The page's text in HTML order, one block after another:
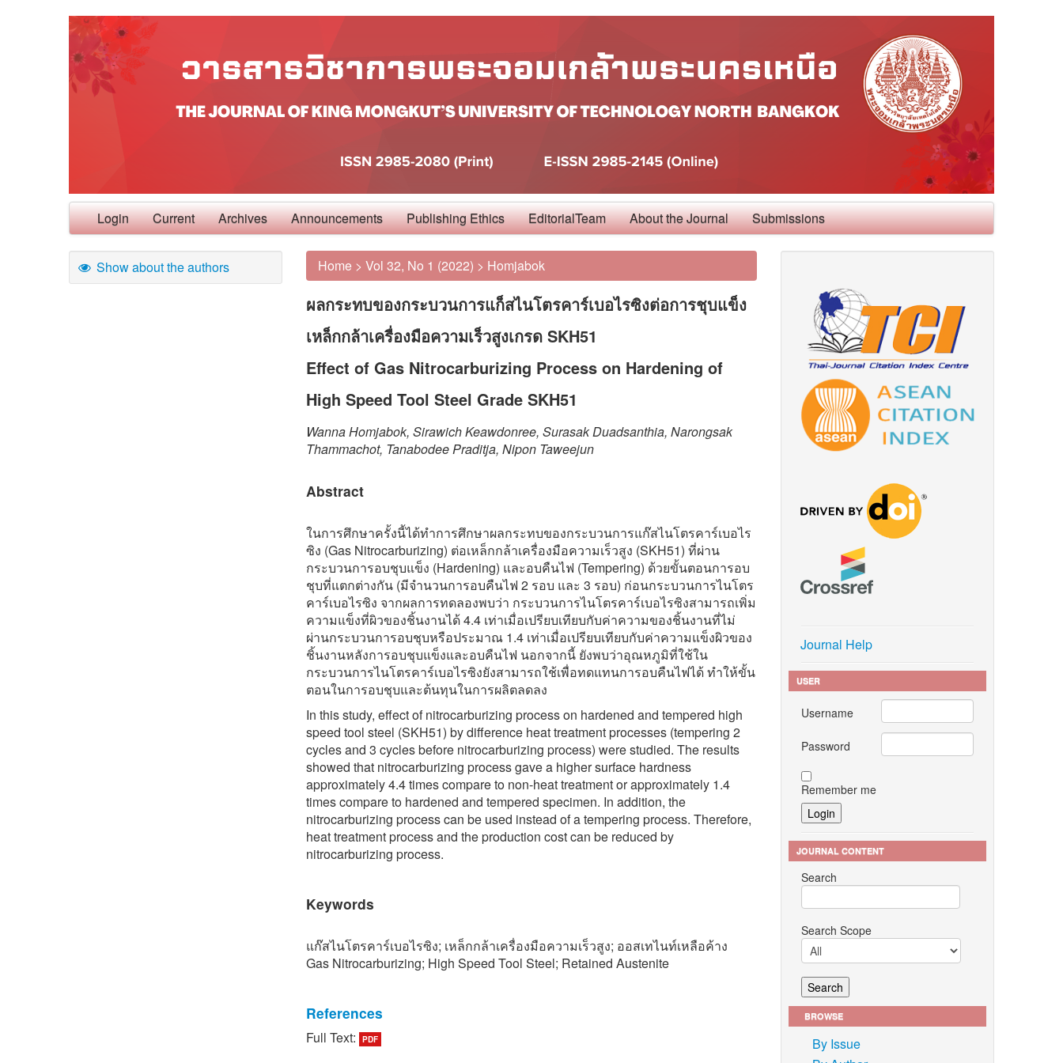
Login Current Archives Announcements Publishing Ethics EditorialTeam About the Journal Submissions
Show about the authors Home > Vol 32, No 1 (2022) > Homjabok
ผลกระทบของกระบวนการแก็สไนโตรคาร์เบอไรซิงต่อการชุบแข็ง
เหล็กกล้าเครื่องมือความเร็วสูงเกรด SKH51
Effect of Gas Nitrocarburizing Process on Hardening of
High Speed Tool Steel Grade SKH51
Wanna Homjabok, Sirawich Keawdonree, Surasak Duadsanthia, Narongsak
Thammachot, Tanabodee Praditja, Nipon Taweejun
Abstract
ในการศึกษาครั้งนี้ได้ทำการศึกษาผลกระทบของกระบวนการแก๊สไนโตรคาร์เบอไร
ซิง (Gas Nitrocarburizing) ต่อเหล็กกล้าเครื่องมือความเร็วสูง (SKH51) ที่ผ่าน
กระบวนการอบชุบแข็ง (Hardening) และอบคืนไฟ (Tempering) ด้วยขั้นตอนการอบ
ชุบที่แตกต่างกัน (มีจำนวนการอบคืนไฟ 2 รอบ และ 3 รอบ) ก่อนกระบวนการไนโตร
คาร์เบอไรซิง จากผลการทดลองพบว่า กระบวนการไนโตรคาร์เบอไรซิงสามารถเพิ่ม
ความแข็งที่ผิวของชิ้นงานได้ 4.4 เท่าเมื่อเปรียบเทียบกับค่าความของชิ้นงานที่ไม่
ผ่านกระบวนการอบชุบหรือประมาณ 1.4 เท่าเมื่อเปรียบเทียบกับค่าความแข็งผิวของ
ชิ้นงานหลังการอบชุบแข็งและอบคืนไฟ นอกจากนี้ ยังพบว่าอุณหภูมิที่ใช้ใน
กระบวนการไนโตรคาร์เบอไรซิงยังสามารถใช้เพื่อทดแทนการอบคืนไฟได้ ทำให้ขั้น
ตอนในการอบชุบและต้นทุนในการผลิตลดลง
In this study, effect of nitrocarburizing process on hardened and tempered high
speed tool steel (SKH51) by difference heat treatment processes (tempering 2
cycles and 3 cycles before nitrocarburizing process) were studied. The results
showed that nitrocarburizing process gave a higher surface hardness
approximately 4.4 times compare to non-heat treatment or approximately 1.4
times compare to hardened and tempered specimen. In addition, the
nitrocarburizing process can be used instead of a tempering process. Therefore,
heat treatment process and the production cost can be reduced by
nitrocarburizing process.
Keywords
แก๊สไนโตรคาร์เบอไรซิง; เหล็กกล้าเครื่องมือความเร็วสูง; ออสเทไนท์เหลือค้าง
Gas Nitrocarburizing; High Speed Tool Steel; Retained Austenite
References
[1] V. Leskovsek, B. Ule, and B. Liscic, “The influence of microstructure on
Full Text: PDF
Journal Help
USER
Username
Password
Remember me
JOURNAL CONTENT
Search
Search Scope
BROWSE
By Issue